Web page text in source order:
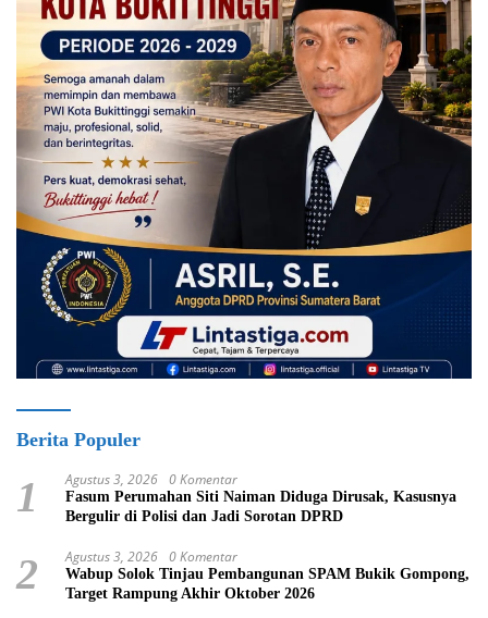
Berita Populer
1 Agustus 3, 2026 0 Komentar
Fasum Perumahan Siti Naiman Diduga Dirusak, Kasusnya
Bergulir di Polisi dan Jadi Sorotan DPRD
2 Agustus 3, 2026 0 Komentar
Wabup Solok Tinjau Pembangunan SPAM Bukik Gompong,
Target Rampung Akhir Oktober 2026